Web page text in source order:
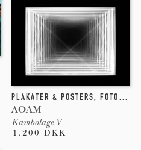
PLAKATER & POSTERS, FOTOGRAFI
AOAM
Kambolage V
1.200 DKK